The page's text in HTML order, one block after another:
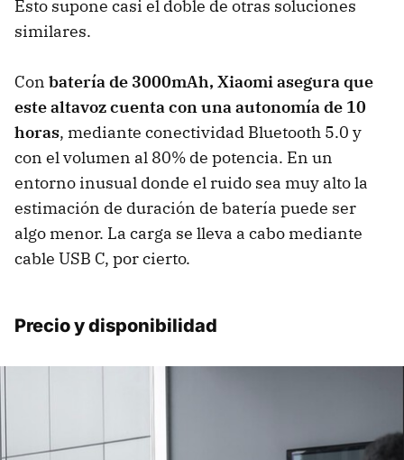
Esto supone casi el doble de otras soluciones
similares.
Con batería de 3000mAh, Xiaomi asegura que
este altavoz cuenta con una autonomía de 10
horas, mediante conectividad Bluetooth 5.0 y
con el volumen al 80% de potencia. En un
entorno inusual donde el ruido sea muy alto la
estimación de duración de batería puede ser
algo menor. La carga se lleva a cabo mediante
cable USB C, por cierto.
Precio y disponibilidad